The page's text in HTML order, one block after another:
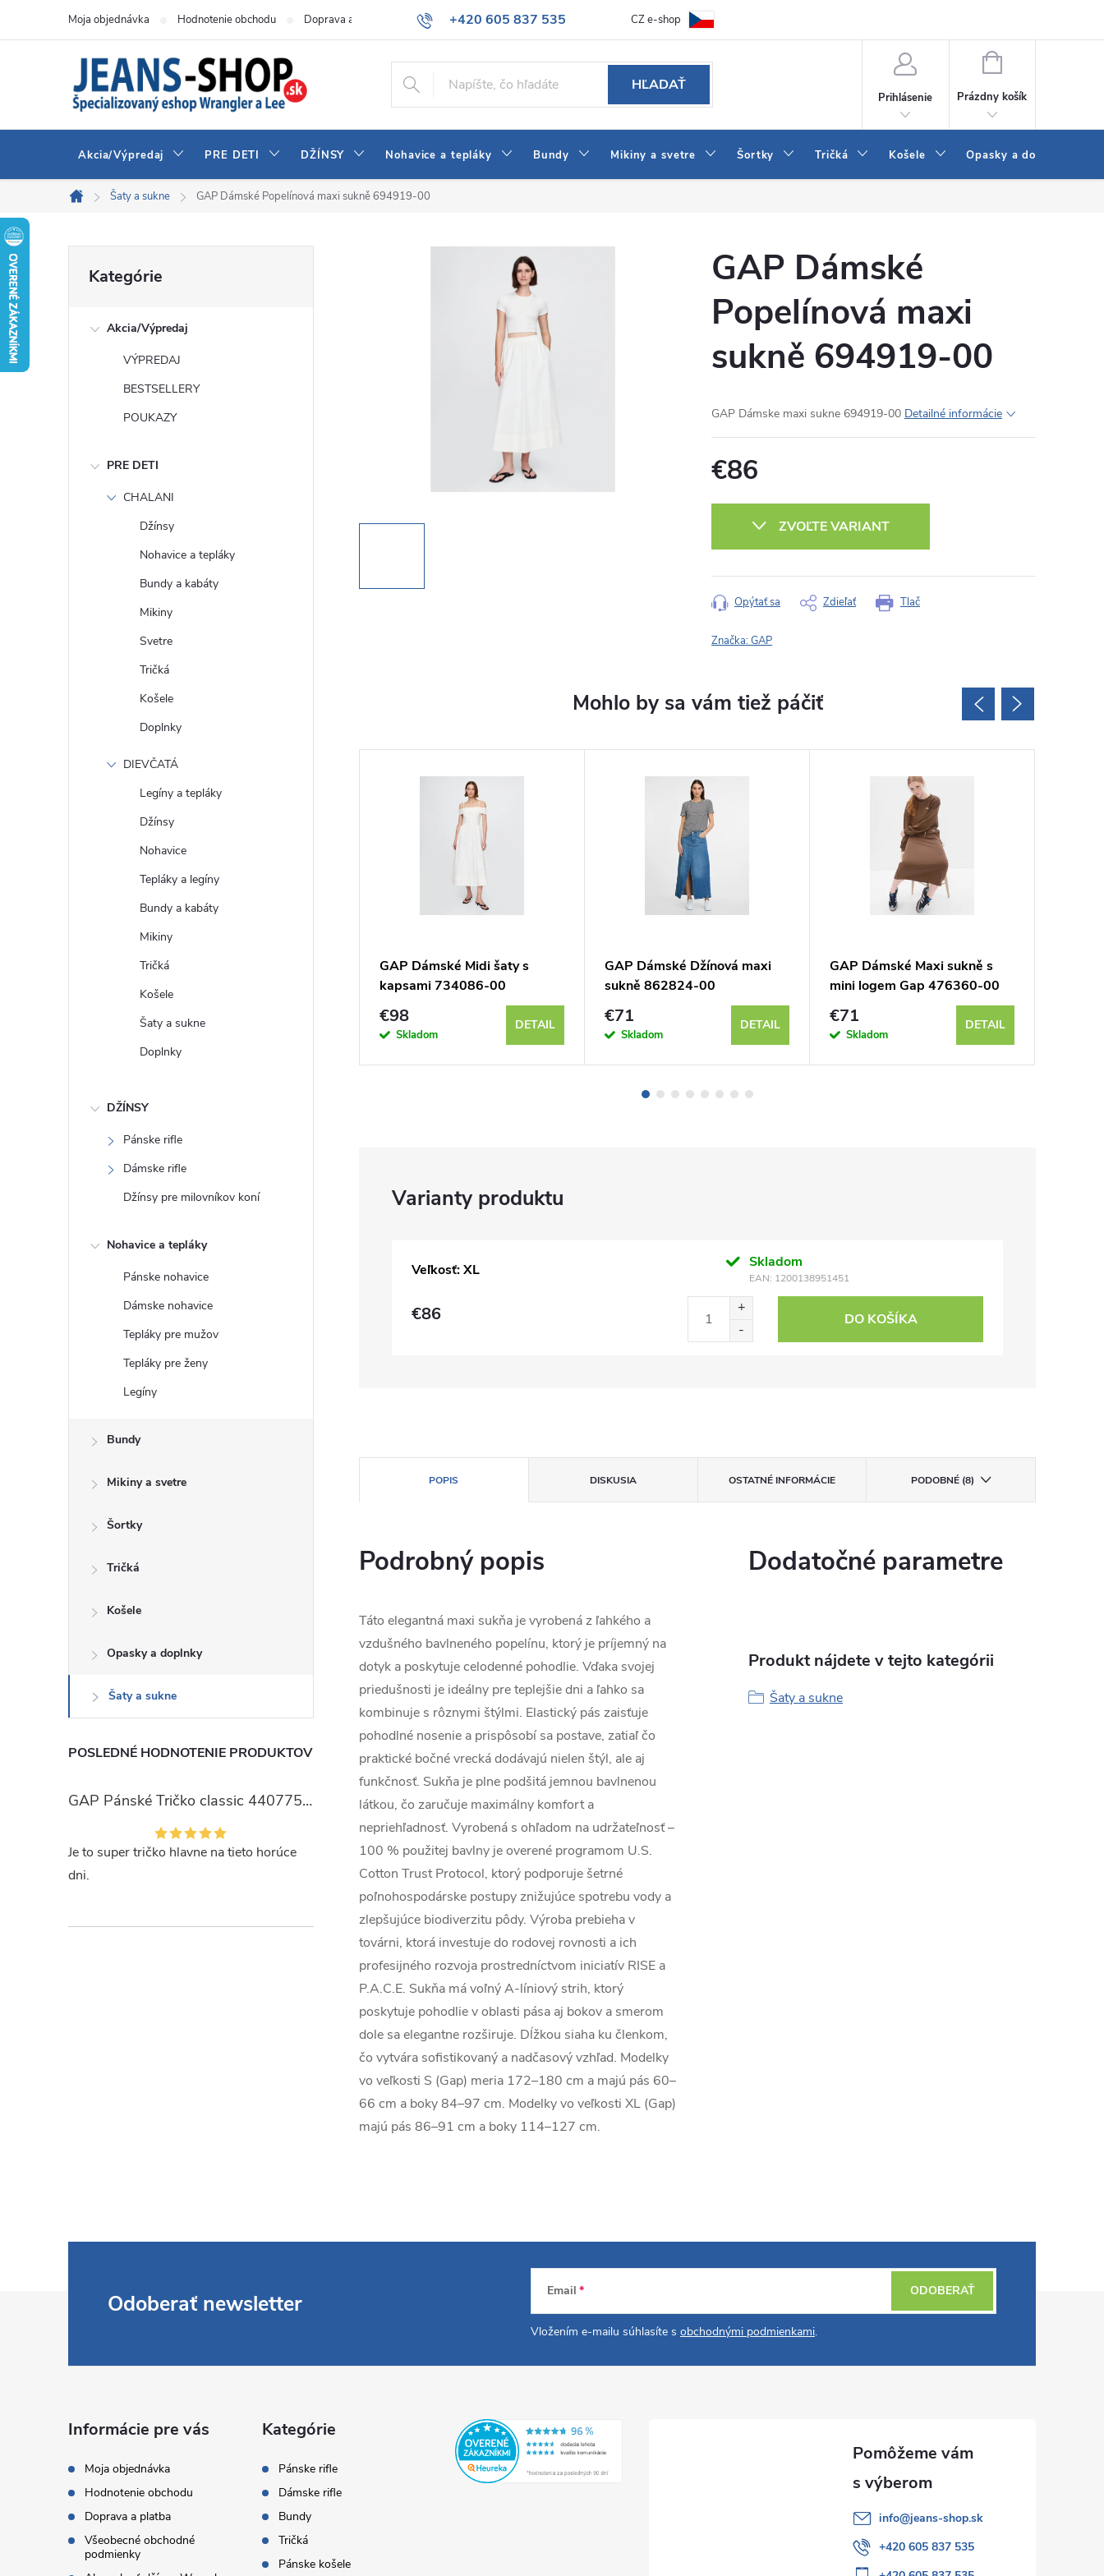
+420 605 837 535
info@jeans-shop.sk
Moja objednávka Hodnotenie obchodu Doprava a platba Všeobecné obchodné podmienky Ako vybrať džínsy Wrangler a LEE
CZ e-shop
HĽADAŤ
Prihlásenie
NÁKUPNÝ
Prázdny košík
Akcia/Výpredaj PRE DETI DŽÍNSY Nohavice a tepláky Bundy Mikiny a svetre Šortky Tričká Košele Opasky a doplnky
Domov
Šaty a sukne GAP Dámské Popelínová maxi sukně 694919-00
kategórie
Kategórie
Akcia/Výpredaj
VÝPREDAJ
BESTSELLERY
POUKAZY
PRE DETI
CHALANI
Džínsy
Nohavice a tepláky
Bundy a kabáty
Mikiny
Svetre
Tričká
Košele
Doplnky
DIEVČATÁ
Legíny a tepláky
Džínsy
Nohavice
Tepláky a legíny
Bundy a kabáty
Mikiny
Tričká
Košele
Šaty a sukne
Doplnky
DŽÍNSY
Pánske rifle
Dámske rifle
Džínsy pre milovníkov koní
Nohavice a tepláky
Pánske nohavice
Dámske nohavice
Tepláky pre mužov
Tepláky pre ženy
Legíny
Bundy
Mikiny a svetre
Šortky
Tričká
Košele
Opasky a doplnky
Šaty a sukne
POSLEDNÉ HODNOTENIE PRODUKTOV
GAP Pánské Tričko classic 440775-00
Je to super tričko hlavne na tieto horúce
dni.
GAP Dámské
Popelínová maxi
sukně 694919-00
GAP Dámske maxi sukne 694919-00 Detailné informácie
€86
ZVOĽTE VARIANT
Tlač
Opýtať sa Zdieľať
Značka:GAP
Veľkosť: XL Skladom
EAN: 1200138951451
€86 DO KOŠÍKA
POPIS DISKUSIA OSTATNÉ INFORMÁCIE PODOBNÉ (8)
Podrobný popis
Táto elegantná maxi sukňa je vyrobená z ľahkého a
vzdušného bavlneného popelínu, ktorý je príjemný na
dotyk a poskytuje celodenné pohodlie. Vďaka svojej
priedušnosti je ideálny pre teplejšie dni a ľahko sa
kombinuje s rôznymi štýlmi. Elastický pás zaisťuje
pohodlné nosenie a prispôsobí sa postave, zatiaľ čo
praktické bočné vrecká dodávajú nielen štýl, ale aj
funkčnosť. Sukňa je plne podšitá jemnou bavlnenou
látkou, čo zaručuje maximálny komfort a
nepriehľadnosť. Vyrobená s ohľadom na udržateľnosť –
100 % použitej bavlny je overené programom U.S.
Cotton Trust Protocol, ktorý podporuje šetrné
poľnohospodárske postupy znižujúce spotrebu vody a
zlepšujúce biodiverzitu pôdy. Výroba prebieha v
továrni, ktorá investuje do rodovej rovnosti a ich
profesijného rozvoja prostredníctvom iniciatív RISE a
P.A.C.E. Sukňa má voľný A-líniový strih, ktorý
poskytuje pohodlie v oblasti pása aj bokov a smerom
dole sa elegantne rozširuje. Dĺžkou siaha ku členkom,
čo vytvára sofistikovaný a nadčasový vzhľad. Modelky
vo veľkosti S (Gap) meria 172–180 cm a majú pás 60–
66 cm a boky 84–97 cm. Modelky vo veľkosti XL (Gap)
majú pás 86–91 cm a boky 114–127 cm.
Dodatočné parametre
Produkt nájdete v tejto kategórii
Šaty a sukne
GAP Dámské Džínové maxi
šaty 731349-00
€118
GAP Dámské Midi šaty s
kapsami 734086-00
€98
Skladom
DETAIL
GAP Dámské Džínová maxi
sukně 862824-00
€71
Skladom
DETAIL
GAP Dámské Maxi sukně s
mini logem Gap 476360-00
€71
Skladom
DETAIL
Odoberať newsletter Email
Vložením e-mailu súhlasíte s obchodnými podmienkami.
ODOBERAŤ
Informácie pre vás
Moja objednávka
Hodnotenie obchodu
Doprava a platba
Všeobecné obchodné
podmienky
Kategórie
Pánske rifle
Dámske rifle
Bundy
Tričká
Pánske košele
info@jeans-shop.sk
+420 605 837 535